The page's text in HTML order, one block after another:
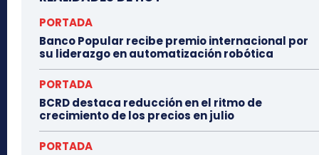
PORTADA
Banco Popular recibe premio internacional por
su liderazgo en automatización robótica
PORTADA
BCRD destaca reducción en el ritmo de
crecimiento de los precios en julio
PORTADA